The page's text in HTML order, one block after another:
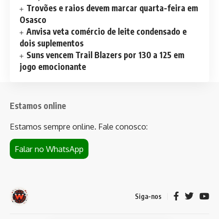
Trovões e raios devem marcar quarta-feira em
Osasco
Anvisa veta comércio de leite condensado e
dois suplementos
Suns vencem Trail Blazers por 130 a 125 em
jogo emocionante
Estamos online
Estamos sempre online. Fale conosco:
Falar no WhatsApp
Siga-nos